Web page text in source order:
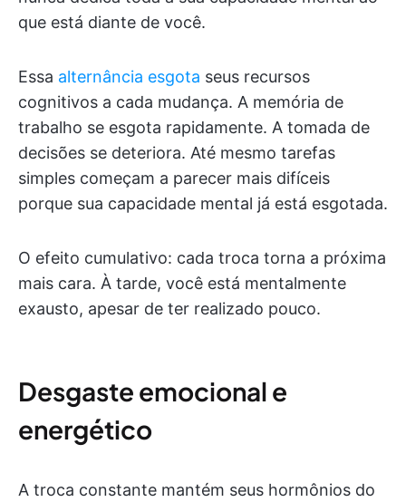
que está diante de você.
Essa alternância esgota seus recursos
cognitivos a cada mudança. A memória de
trabalho se esgota rapidamente. A tomada de
decisões se deteriora. Até mesmo tarefas
simples começam a parecer mais difíceis
porque sua capacidade mental já está esgotada.
O efeito cumulativo: cada troca torna a próxima
mais cara. À tarde, você está mentalmente
exausto, apesar de ter realizado pouco.
Desgaste emocional e
energético
A troca constante mantém seus hormônios do